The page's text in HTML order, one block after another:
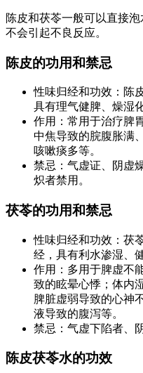
陈皮和茯苓一般可以直接
不会引起不良反应。
陈皮的功用和禁忌
性味归经和功效：陈
具有理气健脾、燥湿
作用：常用于治疗脾
中焦导致的脘腹胀满
咳嗽痰多等。
禁忌：气虚证、阴虚
炽者禁用。
茯苓的功用和禁忌
性味归经和功效：茯
经，具有利水渗湿、
作用：多用于脾虚不
致的眩晕心悸；体内
脾脏虚弱导致的心神
液导致的腹泻等。
禁忌：气虚下陷者、
陈皮茯苓水的功效